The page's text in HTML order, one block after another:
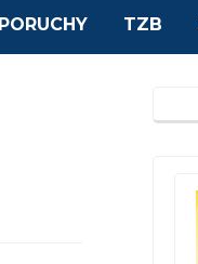
PORUCHY TZB